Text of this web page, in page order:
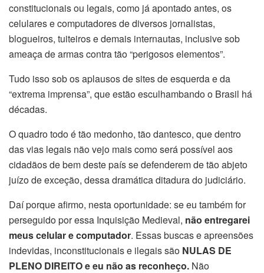
constitucionais ou legais, como já apontado antes, os
celulares e computadores de diversos jornalistas,
blogueiros, tuiteiros e demais internautas, inclusive sob
ameaça de armas contra tão “perigosos elementos”.
Tudo isso sob os aplausos de sites de esquerda e da
“extrema imprensa”, que estão esculhambando o Brasil há
décadas.
O quadro todo é tão medonho, tão dantesco, que dentro
das vias legais não vejo mais como será possível aos
cidadãos de bem deste país se defenderem de tão abjeto
juízo de exceção, dessa dramática ditadura do judiciário.
Daí porque afirmo, nesta oportunidade: se eu também for
perseguido por essa Inquisição Medieval, não entregarei
meus celular e computador. Essas buscas e apreensões
indevidas, inconstitucionais e ilegais são NULAS DE
PLENO DIREITO e eu não as reconheço. Não